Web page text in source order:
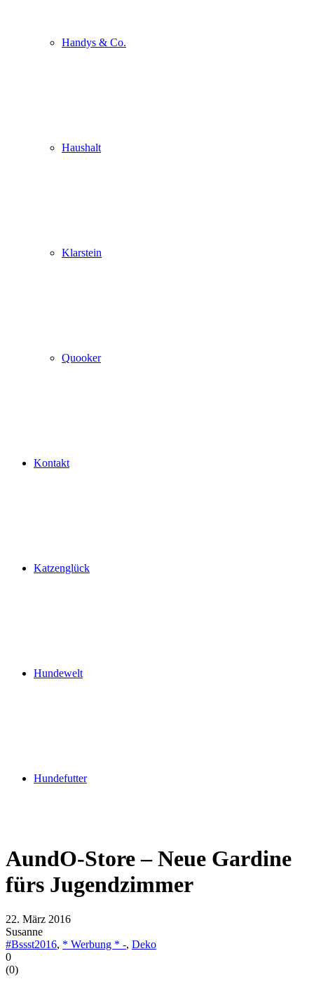
Handys & Co.
Haushalt
Klarstein
Quooker
Kontakt
Katzenglück
Hundewelt
Hundefutter
AundO-Store – Neue Gardine
fürs Jugendzimmer
22. März 2016
Susanne
#Bssst2016, * Werbung * -, Deko
0
(0)